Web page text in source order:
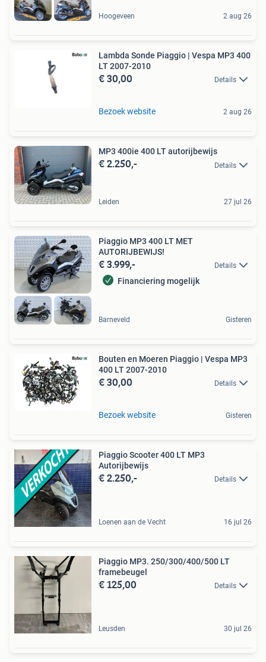
Hoogeveen 2 aug 26
Lambda Sonde Piaggio | Vespa MP3 400
LT 2007-2010
€ 30,00 Details
Bezoek website 2 aug 26
MP3 400ie 400 LT autorijbewijs
€ 2.250,- Details
Leiden 27 jul 26
Piaggio MP3 400 LT MET
AUTORIJBEWIJS!
€ 3.999,- Details
Financiering mogelijk
Barneveld Gisteren
Bouten en Moeren Piaggio | Vespa MP3
400 LT 2007-2010
€ 30,00 Details
Bezoek website Gisteren
Piaggio Scooter 400 LT MP3
Autorijbewijs
€ 2.250,- Details
Loenen aan de Vecht 16 jul 26
Piaggio MP3. 250/300/400/500 LT
framebeugel
€ 125,00 Details
Leusden 30 jul 26